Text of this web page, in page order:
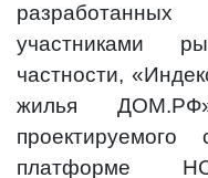
участниками
частности,
жилья
платформе